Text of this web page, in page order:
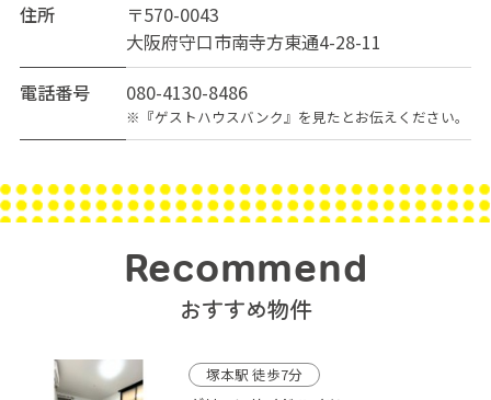
住所
〒570-0043
大阪府守口市南寺方東通4-28-11
電話番号
080-4130-8486
※『ゲストハウスバンク』を見たとお伝えください。
Recommend
おすすめ物件
塚本駅 徒歩7分